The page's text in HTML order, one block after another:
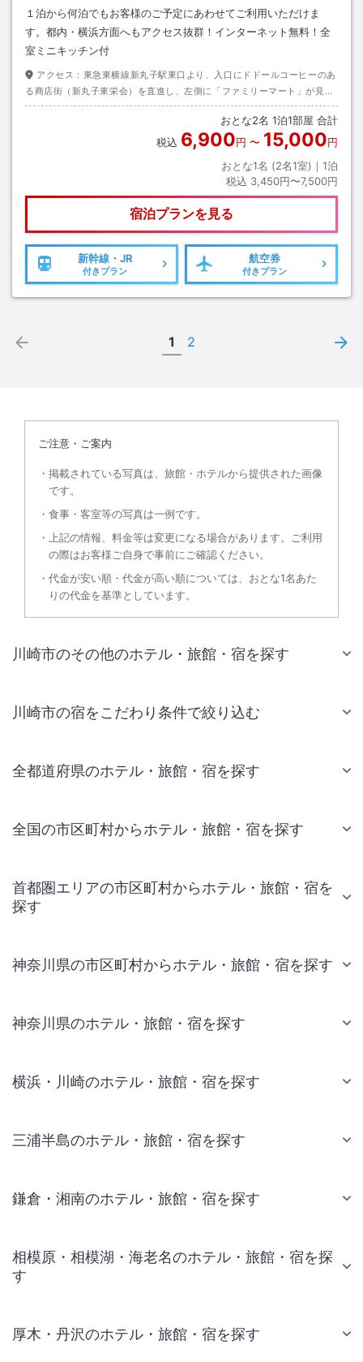
１泊から何泊でもお客様のご予定にあわせてご利用いただけま
す。都内・横浜方面へもアクセス抜群！インターネット無料！全
室ミニキッチン付
アクセス： 東急東横線新丸子駅東口より、入口にドドールコーヒーのあ
る商店街（新丸子東栄会）を直進し、左側に「ファミリーマート」が見え
たら、その向かいの細い道をはいると、つき当たりにございます。
おとな2名 1泊1部屋 合計
税込 6,900円 〜 15,000円
おとな1名 (2名1室)｜ 1泊
税込 3,450円〜7,500円
宿泊プランを見る
新幹線・JR
付きプラン
航空券
付きプラン
1 2
ご注意・ご案内
掲載されている写真は、旅館・ホテルから提供された画像
です。
食事・客室等の写真は一例です。
上記の情報、料金等は変更になる場合があります。ご利用
の際はお客様ご自身で事前にご確認ください。
代金が安い順・代金が高い順については、おとな1名あた
りの代金を基準としています。
川崎市のその他のホテル・旅館・宿を探す
川崎市の宿をこだわり条件で絞り込む
全都道府県のホテル・旅館・宿を探す
全国の市区町村からホテル・旅館・宿を探す
首都圏エリアの市区町村からホテル・旅館・宿を
探す
神奈川県の市区町村からホテル・旅館・宿を探す
神奈川県のホテル・旅館・宿を探す
横浜・川崎のホテル・旅館・宿を探す
三浦半島のホテル・旅館・宿を探す
鎌倉・湘南のホテル・旅館・宿を探す
相模原・相模湖・海老名のホテル・旅館・宿を探
す
厚木・丹沢のホテル・旅館・宿を探す